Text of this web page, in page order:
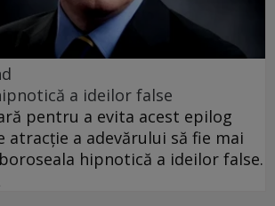
a ideilor false
pentru a evita acest epilog
atracție a adevărului să fie mai
hipnotică a ideilor false.